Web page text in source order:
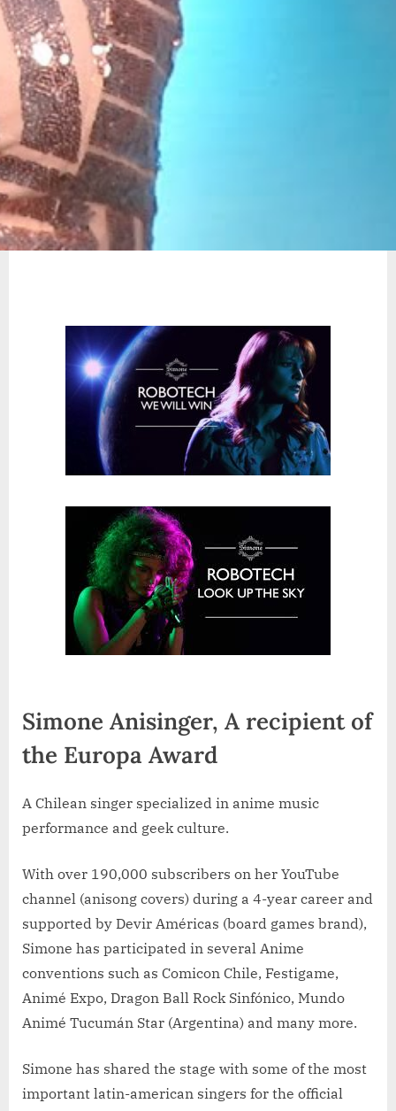
Simone Anisinger, A recipient of
the Europa Award
A Chilean singer specialized in anime music
performance and geek culture.
With over 190,000 subscribers on her YouTube
channel (anisong covers) during a 4-year career and
supported by Devir Américas (board games brand),
Simone has participated in several Anime
conventions such as Comicon Chile, Festigame,
Animé Expo, Dragon Ball Rock Sinfónico, Mundo
Animé Tucumán Star (Argentina) and many more.
Simone has shared the stage with some of the most
important latin-american singers for the official